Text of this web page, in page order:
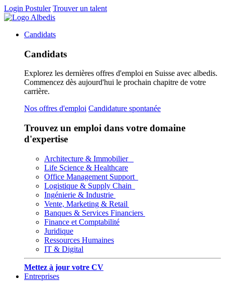
Login Postuler Trouver un talent
Candidats
Candidats
Explorez les dernières offres d'emploi en Suisse avec albedis.
Commencez dès aujourd'hui le prochain chapitre de votre
carrière.
Nos offres d'emploi Candidature spontanée
Trouvez un emploi dans votre domaine
d'expertise
Architecture & Immobilier
Life Science & Healthcare
Office Management Support
Logistique & Supply Chain
Ingénierie & Industrie
Vente, Marketing & Retail
Banques & Services Financiers
Finance et Comptabilité
Juridique
Ressources Humaines
IT & Digital
Mettez à jour votre CV
Entreprises